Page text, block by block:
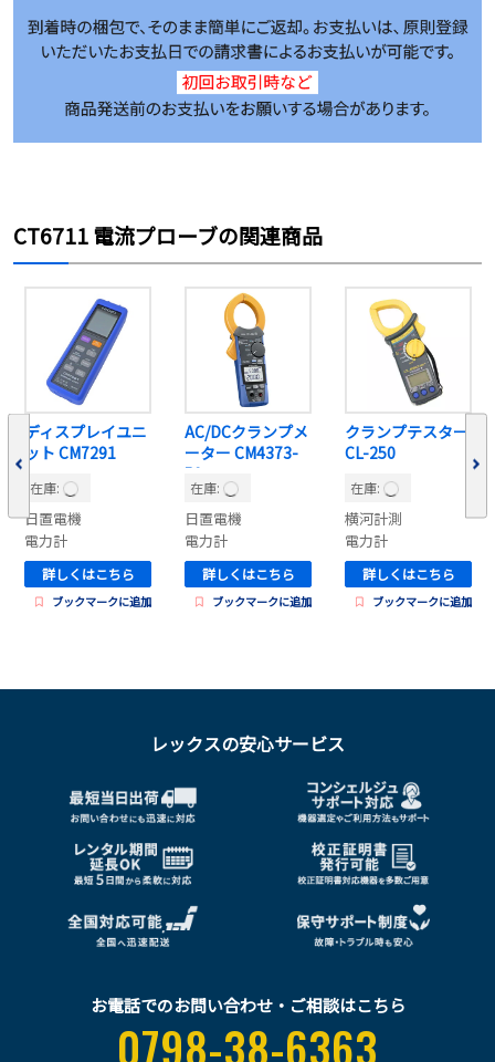
CT6711 電流プローブの関連商品
ディスプレイユニ
ット CM7291
在庫:
日置電機
電力計
詳しくはこちら
ブックマークに追加
AC/DCクランプメ
ーター CM4373-
50
在庫:
日置電機
電力計
詳しくはこちら
ブックマークに追加
クランプテスター
CL-250
在庫:
横河計測
電力計
詳しくはこちら
ブックマークに追加
レックスの安心サービス
お電話でのお問い合わせ・ご相談はこちら
0798-38-6363